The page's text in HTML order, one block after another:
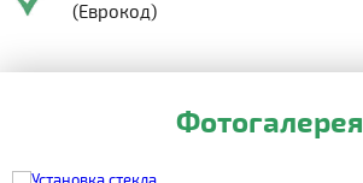
(Еврокод)
Фотогалерея